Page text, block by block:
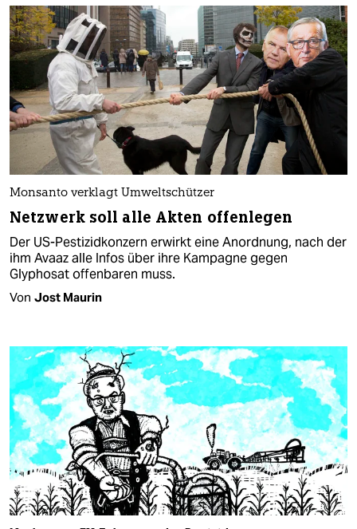
Monsanto verklagt Umweltschützer
Netzwerk soll alle Akten offenlegen
Der US-Pestizidkonzern erwirkt eine Anordnung, nach der
ihm Avaaz alle Infos über ihre Kampagne gegen
Glyphosat offenbaren muss.
Von Jost Maurin